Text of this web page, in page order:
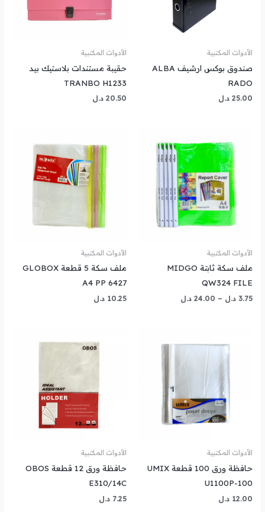
الأدوات المكتبية
صندوق بوكس ارشيف ALBA
RADO
25.00 د.ل
الأدوات المكتبية
حقيبة مستندات بلاستيك بيد
TRANBO H1233
20.50 د.ل
الأدوات المكتبية
ملف سكة ثابتة MIDGO
QW324 FILE
3.75 د.ل –
24.00 د.ل
السعر:
من
خلال
⁦24.00 د.ل⁩
الأدوات المكتبية
ملف سكة 5 قطعة GLOBOX
A4 PP 6427
10.25 د.ل
الأدوات المكتبية
حافظة ورق 100 قطعة UMIX
U1100P-100
12.00 د.ل
الأدوات المكتبية
حافظة ورق 12 قطعة OBOS
E310/14C
7.25 د.ل